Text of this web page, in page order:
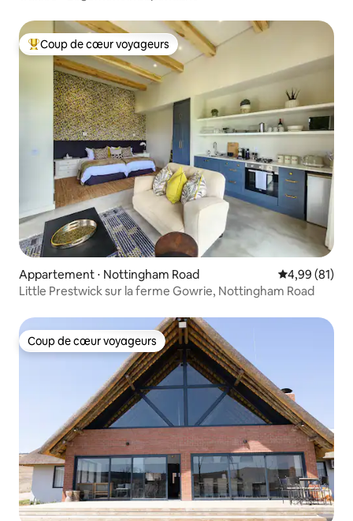
Coups de cœur voyageurs les plus appréciés
Coup de cœur voyageurs
Appartement ⋅ Nottingham Road Évaluation
4,99 (81)
Little Prestwick sur la ferme Gowrie, Nottingham Road
Coup de cœur voyageurs
Coup de cœur voyageurs